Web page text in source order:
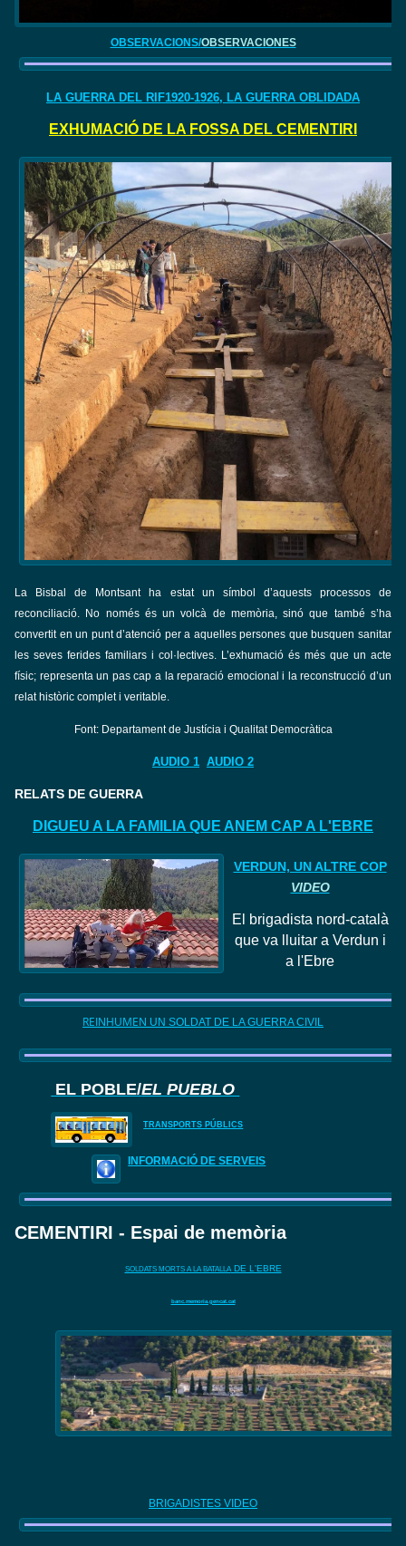
OBSERVACIONS/OBSERVACIONES
LA GUERRA DEL RIF1920-1926, LA GUERRA OBLIDADA
EXHUMACIÓ DE LA FOSSA DEL CEMENTIRI
La Bisbal de Montsant ha estat un símbol d’aquests processos de
reconciliació. No només és un volcà de memòria, sinó que també s’ha
convertit en un punt d’atenció per a aquelles persones que busquen sanitar
les seves ferides familiars i col·lectives. L’exhumació és més que un acte
físic; representa un pas cap a la reparació emocional i la reconstrucció d’un
relat històric complet i veritable.
Font: Departament de Justícia i Qualitat Democràtica
AUDIO 1 AUDIO 2
RELATS DE GUERRA
DIGUEU A LA FAMILIA QUE ANEM CAP A L'EBRE
VERDUN, UN ALTRE COP
VIDEO
El brigadista nord-català
que va lluitar a Verdun i
a l'Ebre
REINHUMEN UN SOLDAT DE LA GUERRA CIVIL
EL POBLE/EL PUEBLO
TRANSPORTS PÚBLICS
INFORMACIÓ DE SERVEIS
CEMENTIRI - Espai de memòria
SOLDATS MORTS A LA BATALLADE L'EBRE
banc.memoria.gencat.cat
BRIGADISTES VIDEO